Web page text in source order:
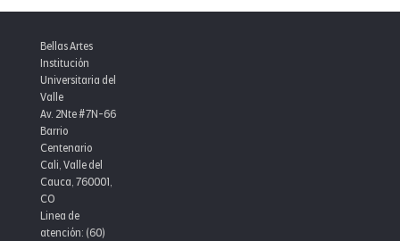
Bellas Artes
Institución
Universitaria del
Valle
Av. 2Nte #7N-66
Barrio
Centenario
Cali, Valle del
Cauca, 760001,
CO
Linea de
atención: (60)